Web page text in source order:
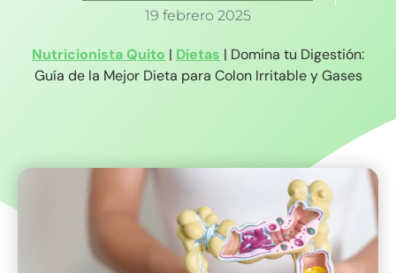
19 febrero 2025
Nutricionista Quito | Dietas | Domina tu Digestión:
Guía de la Mejor Dieta para Colon Irritable y Gases